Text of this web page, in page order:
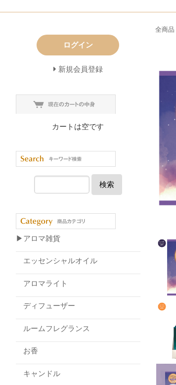
全商品
ログイン
新規会員登録
カートは空です
検索
▶アロマ雑貨
エッセンシャルオイル
アロマライト
ディフューザー
ルームフレグランス
お香
キャンドル